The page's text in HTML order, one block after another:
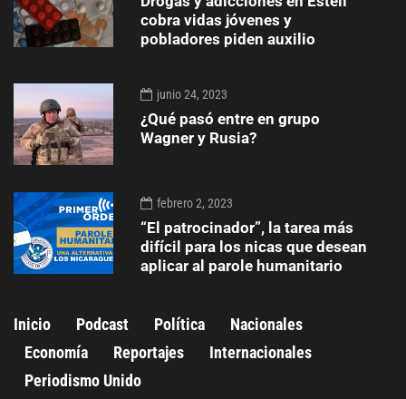
cobra vidas jóvenes y
pobladores piden auxilio
junio 24, 2023
¿Qué pasó entre en grupo
Wagner y Rusia?
febrero 2, 2023
“El patrocinador”, la tarea más
difícil para los nicas que desean
aplicar al parole humanitario
Inicio Podcast Política
Nacionales
Economía
Reportajes
Internacionales
Periodismo Unido